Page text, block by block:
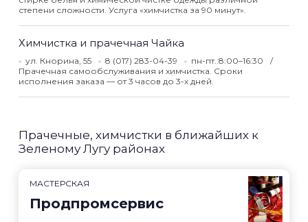
степени сложности. Услуга «химчистка за 90 минут».
Химчистка и прачечная Чайка
ул. Кнорина, 55 8 (017) 283-04-39
пн-пт.:8:00–16:30
Прачечная самообслуживания и химчистка. Сроки
исполнения заказа — от 3 часов до 3-х дней.
Прачечные, химчистки в ближайших к
Зеленому Лугу районах
МАСТЕРСКАЯ
Продпромсервис